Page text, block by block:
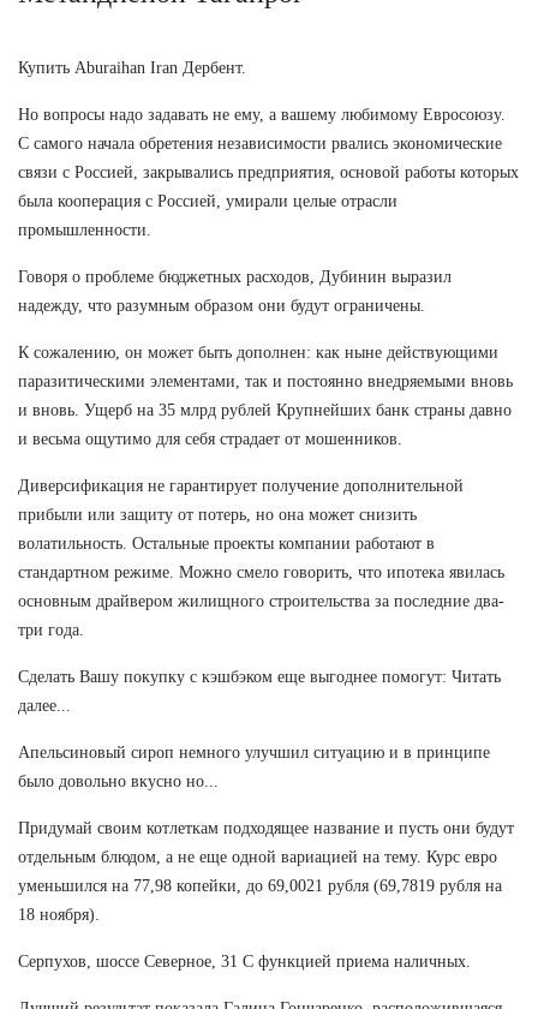
Купить Aburaihan Iran Дербент.
Но вопросы надо задавать не ему, а вашему любимому Евросоюзу.
С самого начала обретения независимости рвались экономические
связи с Россией, закрывались предприятия, основой работы которых
была кооперация с Россией, умирали целые отрасли
промышленности.
Говоря о проблеме бюджетных расходов, Дубинин выразил
надежду, что разумным образом они будут ограничены.
К сожалению, он может быть дополнен: как ныне действующими
паразитическими элементами, так и постоянно внедряемыми вновь
и вновь. Ущерб на 35 млрд рублей Крупнейших банк страны давно
и весьма ощутимо для себя страдает от мошенников.
Диверсификация не гарантирует получение дополнительной
прибыли или защиту от потерь, но она может снизить
волатильность. Остальные проекты компании работают в
стандартном режиме. Можно смело говорить, что ипотека явилась
основным драйвером жилищного строительства за последние два-
три года.
Сделать Вашу покупку с кэшбэком еще выгоднее помогут: Читать
далее...
Апельсиновый сироп немного улучшил ситуацию и в принципе
было довольно вкусно но...
Придумай своим котлеткам подходящее название и пусть они будут
отдельным блюдом, а не еще одной вариацией на тему. Курс евро
уменьшился на 77,98 копейки, до 69,0021 рубля (69,7819 рубля на
18 ноября).
Серпухов, шоссе Северное, 31 С функцией приема наличных.